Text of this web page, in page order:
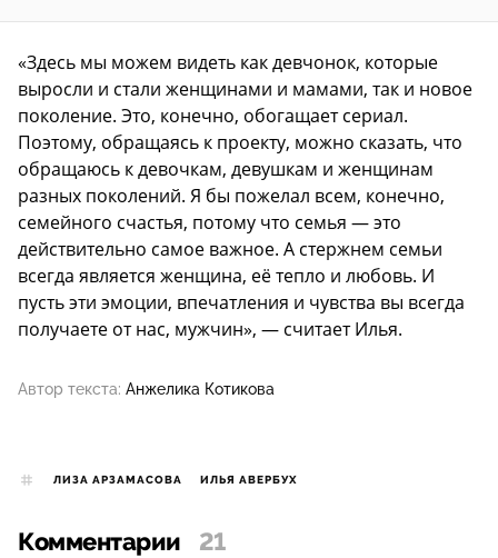
«Здесь мы можем видеть как девчонок, которые
выросли и стали женщинами и мамами, так и новое
поколение. Это, конечно, обогащает сериал.
Поэтому, обращаясь к проекту, можно сказать, что
обращаюсь к девочкам, девушкам и женщинам
разных поколений. Я бы пожелал всем, конечно,
семейного счастья, потому что семья — это
действительно самое важное. А стержнем семьи
всегда является женщина, её тепло и любовь. И
пусть эти эмоции, впечатления и чувства вы всегда
получаете от нас, мужчин», — считает Илья.
Автор текста: Анжелика Котикова
ЛИЗА АРЗАМАСОВА ИЛЬЯ АВЕРБУХ
Комментарии 21